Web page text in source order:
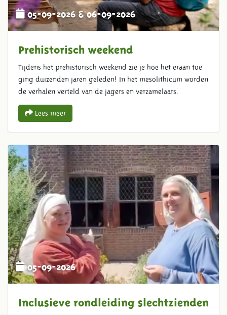
05-09-2026 & 06-09-2026
Prehistorisch weekend
Tijdens het prehistorisch weekend zie je hoe het eraan toe
ging duizenden jaren geleden! In het mesolithicum worden
de verhalen verteld van de jagers en verzamelaars.
Lees meer
05-09-2026
Inclusieve rondleiding slechtzienden